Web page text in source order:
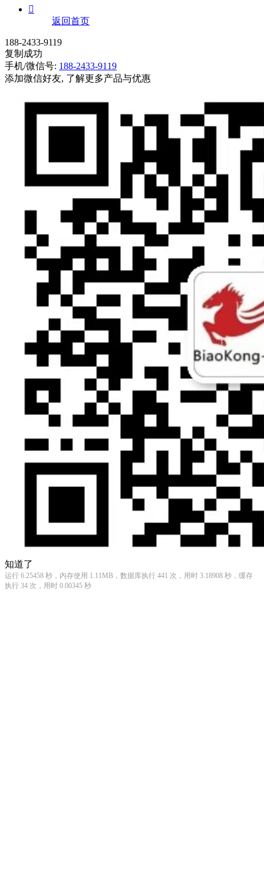

返回首页
188-2433-9119
复制成功
手机/微信号: 188-2433-9119
添加微信好友, 了解更多产品与优惠
知道了
运行 6.25458 秒，内存使用 1.11MB，数据库执行 441 次，用时 3.18908 秒，缓存
执行 34 次，用时 0.00345 秒